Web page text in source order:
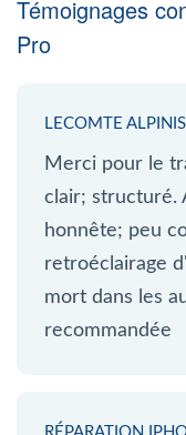
Témoignages
Pro
LECOMTE
Merci pour le
clair; structuré.
honnête; peu
retroéclairage
mort dans les
recommandée